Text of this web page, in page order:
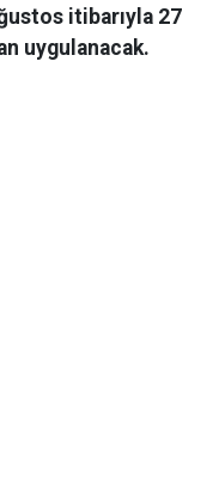
itibarıyla 27
uygulanacak.